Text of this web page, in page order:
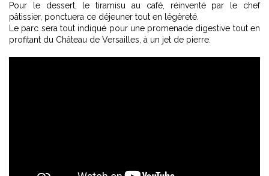
Pour le dessert, le tiramisu au café, réinventé par le chef
pâtissier, ponctuera ce déjeuner tout en légèreté.
Le parc sera tout indiqué pour une promenade digestive tout en
profitant du Château de Versailles, à un jet de pierre.